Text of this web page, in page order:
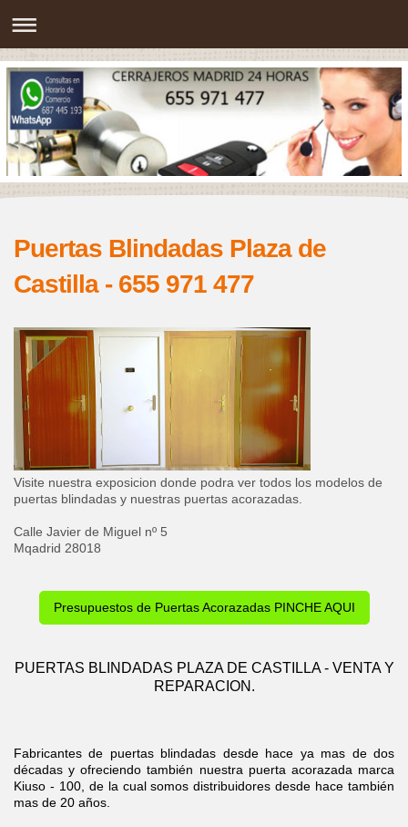
Puertas Blindadas Plaza de
Castilla - 655 971 477
Visite nuestra exposicion donde podra ver todos los modelos de
puertas blindadas y nuestras puertas acorazadas.
Calle Javier de Miguel nº 5
Mqadrid 28018
Presupuestos de Puertas Acorazadas PINCHE AQUI
PUERTAS BLINDADAS PLAZA DE CASTILLA - VENTA Y
REPARACION.
Fabricantes de puertas blindadas desde hace ya mas de dos
décadas y ofreciendo también nuestra puerta acorazada marca
Kiuso - 100, de la cual somos distribuidores desde hace también
mas de 20 años.